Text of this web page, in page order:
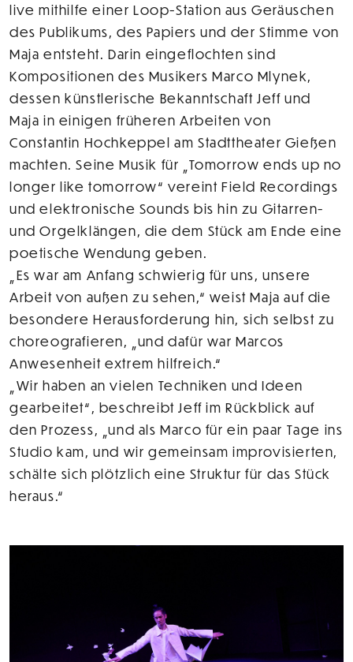
live mithilfe einer Loop-Station aus Geräuschen
des Publikums, des Papiers und der Stimme von
Maja entsteht. Darin eingeflochten sind
Kompositionen des Musikers Marco Mlynek,
dessen künstlerische Bekanntschaft Jeff und
Maja in einigen früheren Arbeiten von
Constantin Hochkeppel am Stadttheater Gießen
machten. Seine Musik für „Tomorrow ends up no
longer like tomorrow“ vereint Field Recordings
und elektronische Sounds bis hin zu Gitarren-
und Orgelklängen, die dem Stück am Ende eine
poetische Wendung geben.
„Es war am Anfang schwierig für uns, unsere
Arbeit von außen zu sehen,“ weist Maja auf die
besondere Herausforderung hin, sich selbst zu
choreografieren, „und dafür war Marcos
Anwesenheit extrem hilfreich.“
„Wir haben an vielen Techniken und Ideen
gearbeitet“, beschreibt Jeff im Rückblick auf
den Prozess, „und als Marco für ein paar Tage ins
Studio kam, und wir gemeinsam improvisierten,
schälte sich plötzlich eine Struktur für das Stück
heraus.“